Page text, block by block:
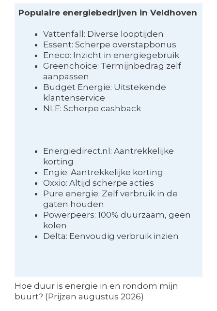
Populaire energiebedrijven in Veldhoven
Vattenfall: Diverse looptijden
Essent: Scherpe overstapbonus
Eneco: Inzicht in energiegebruik
Greenchoice: Termijnbedrag zelf
aanpassen
Budget Energie: Uitstekende
klantenservice
NLE: Scherpe cashback
Energiedirect.nl: Aantrekkelijke
korting
Engie: Aantrekkelijke korting
Oxxio: Altijd scherpe acties
Pure energie: Zelf verbruik in de
gaten houden
Powerpeers: 100% duurzaam, geen
kolen
Delta: Eenvoudig verbruik inzien
Hoe duur is energie in en rondom mijn
buurt? (Prijzen augustus 2026)